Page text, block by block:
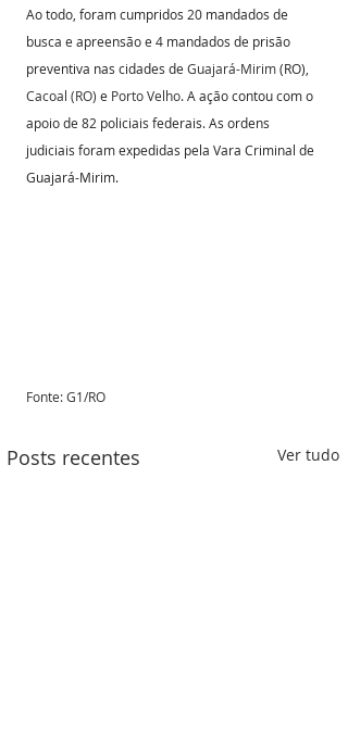
Ao todo, foram cumpridos 20 mandados de
busca e apreensão e 4 mandados de prisão
preventiva nas cidades de Guajará-Mirim (RO),
Cacoal (RO) e Porto Velho. A ação contou com o
apoio de 82 policiais federais. As ordens
judiciais foram expedidas pela Vara Criminal de
Guajará-Mirim.
Fonte: G1/RO
Posts recentes Ver tudo